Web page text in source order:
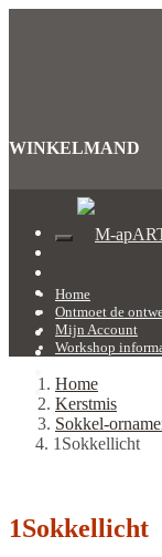
WINKELMAND
Home
Ontmoet de
Mijn Account
Workshop
Home
Kerstmis
Sokkel-
1Sokkellicht
1Sokkellicht